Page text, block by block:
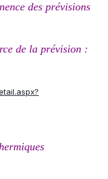
des prévisions
de la prévision :